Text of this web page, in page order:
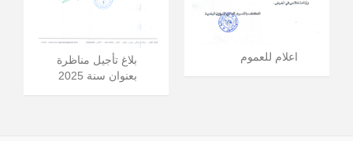
بلاغ تأجيل مناظرة
بعنوان سنة 2025
اعلام للعموم